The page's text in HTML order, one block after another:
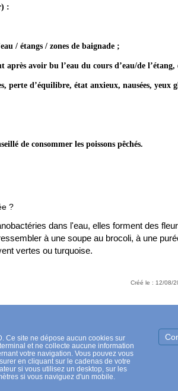
:
/ étangs / zones de baignade ;
après avoir bu l’eau du cours d’eau/de
perte d’équilibre, état anxieux, nausées,
de consommer les poissons pêchés.
?
dans l'eau, elles forment des
à une soupe au brocoli, à une
vertes ou turquoise.
Créé le : 12/08/
Ce site ne dépose aucun cookies sur
et ne collecte aucune information
votre navigation. Vous pouvez vous
en cliquant sur le cadenas de votre
si vous utilisez un desktop, sur les
si vous naviguez d'un mobile.